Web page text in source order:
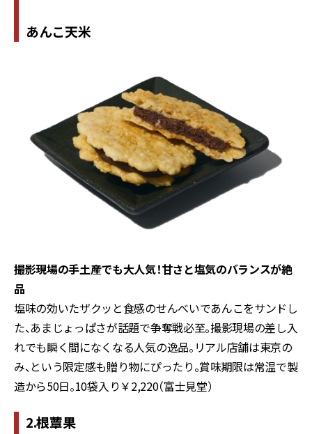
あんこ天米
撮影現場の手土産でも大人気！甘さと塩気のバランスが絶
品
塩味の効いたザクッと食感のせんべいであんこをサンドし
た、あまじょっぱさが話題で争奪戦必至。撮影現場の差し入
れでも瞬く間になくなる人気の逸品。リアル店舗は東京の
み、という限定感も贈り物にぴったり。賞味期限は常温で製
造から50日。10袋入り￥2,220（富士見堂）
2.根蕈果